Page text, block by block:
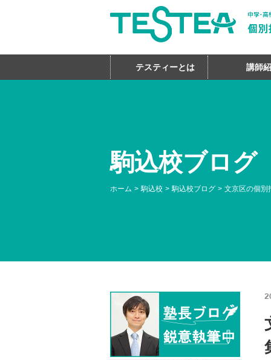
テスティーとは 講師
駒込校ブログ
ホーム 駒込校 駒込校ブログ 文京区の個別